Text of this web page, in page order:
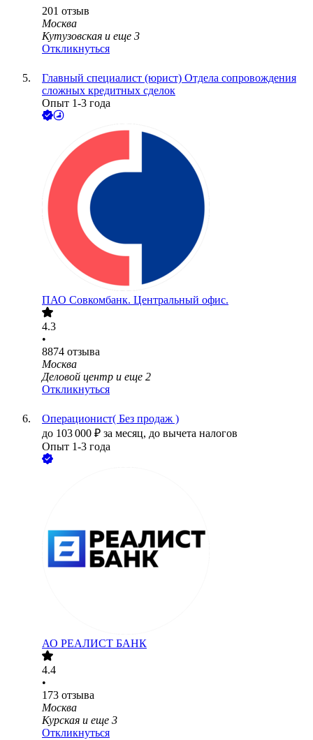
201 отзыв
Москва
Кутузовская и еще 3
Откликнуться
Главный специалист (юрист) Отдела сопровождения
сложных кредитных сделок
Опыт 1-3 года
ПАО Совкомбанк. Центральный офис.
4.3
•
8874 отзыва
Москва
Деловой центр и еще 2
Откликнуться
Операционист( Без продаж )
до 103 000 ₽ за месяц, до вычета налогов
Опыт 1-3 года
АО РЕАЛИСТ БАНК
4.4
•
173 отзыва
Москва
Курская и еще 3
Откликнуться